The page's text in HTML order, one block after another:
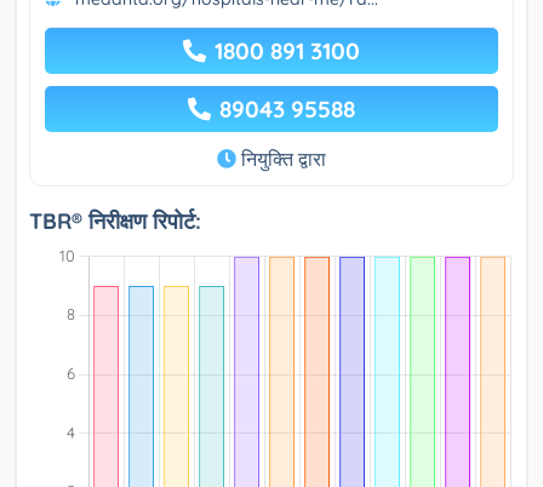
1800 891 3100
89043 95588
नियुक्ति द्वारा
TBR® निरीक्षण रिपोर्ट: